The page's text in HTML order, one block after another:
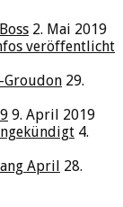
2. Mai 2019
veröffentlicht
Groudon 29.
9. April 2019
4.
April 28.